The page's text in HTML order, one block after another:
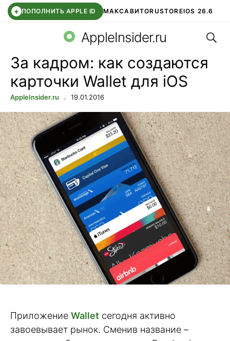
+ ПОПОЛНИТЬ APPLE ID МАКСАВИТОRUSTOREIOS 26.6
СБЕР КИДС ВТБ ОНЛАЙН ЧАТ В ROBLOX
AppleInsider.ru
За кадром: как создаются
карточки Wallet для iOS
AppleInsider.ru 19.01.2016
Приложение Wallet сегодня активно
завоевывает рынок. Сменив название –